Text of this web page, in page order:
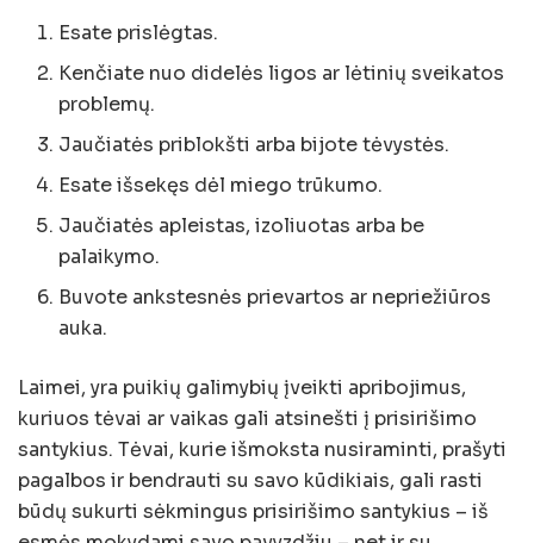
Esate prislėgtas.
Kenčiate nuo didelės ligos ar lėtinių sveikatos
problemų.
Jaučiatės priblokšti arba bijote tėvystės.
Esate išsekęs dėl miego trūkumo.
Jaučiatės apleistas, izoliuotas arba be
palaikymo.
Buvote ankstesnės prievartos ar nepriežiūros
auka.
Laimei, yra puikių galimybių įveikti apribojimus,
kuriuos tėvai ar vaikas gali atsinešti į prisirišimo
santykius. Tėvai, kurie išmoksta nusiraminti, prašyti
pagalbos ir bendrauti su savo kūdikiais, gali rasti
būdų sukurti sėkmingus prisirišimo santykius – iš